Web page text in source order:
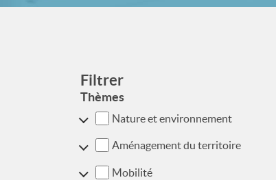
Filtrer
Thèmes
Nature et environnement
Aménagement du territoire
Mobilité